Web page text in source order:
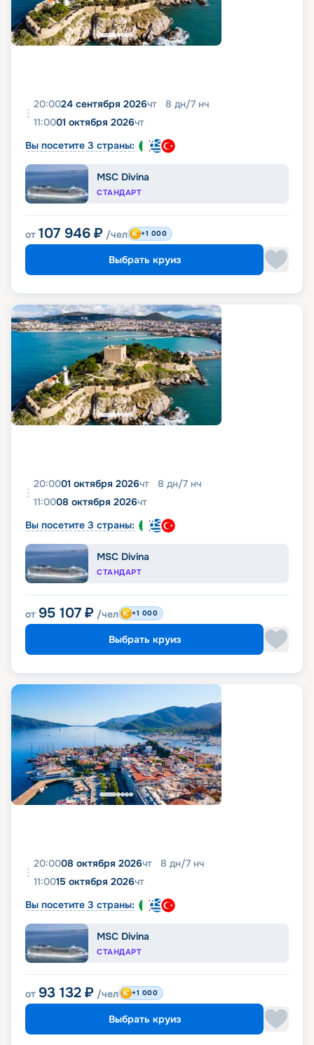
20:0024 сентября 2026чт 8 дн/7 нч
11:0001 октября 2026чт
Вы посетите 3 страны:
MSC Divina
СТАНДАРТ
от 107 946 ₽ /чел +1 000
Выбрать круиз
20:0001 октября 2026чт 8 дн/7 нч
11:0008 октября 2026чт
Вы посетите 3 страны:
MSC Divina
СТАНДАРТ
от 95 107 ₽ /чел +1 000
Выбрать круиз
20:0008 октября 2026чт 8 дн/7 нч
11:0015 октября 2026чт
Вы посетите 3 страны:
MSC Divina
СТАНДАРТ
от 93 132 ₽ /чел +1 000
Выбрать круиз